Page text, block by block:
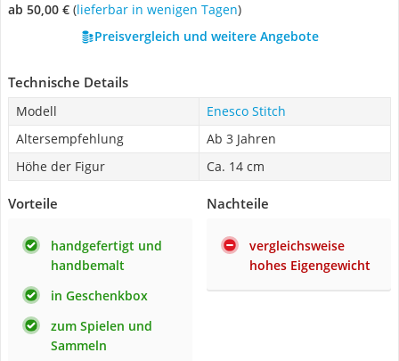
ab 50,00 € ( Lieferbar in wenigen Tagen)
Preisvergleich und weitere Angebote
Technische Details
Modell
Enesco Stitch
Altersempfehlung
Ab 3 Jahren
Höhe der Figur
Ca. 14 cm
Vorteile
handgefertigt und
handbemalt
in Geschenkbox
zum Spielen und
Sammeln
Nachteile
vergleichsweise
hohes Eigengewicht